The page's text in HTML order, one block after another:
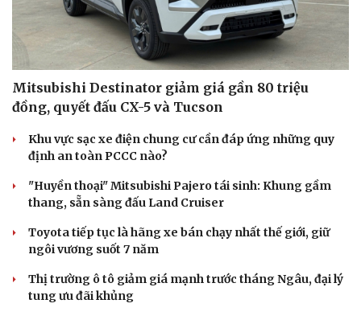
Mitsubishi Destinator giảm giá gần 80 triệu
đồng, quyết đấu CX-5 và Tucson
Khu vực sạc xe điện chung cư cần đáp ứng những quy
định an toàn PCCC nào?
"Huyền thoại" Mitsubishi Pajero tái sinh: Khung gầm
thang, sẵn sàng đấu Land Cruiser
Toyota tiếp tục là hãng xe bán chạy nhất thế giới, giữ
ngôi vương suốt 7 năm
Thị trường ô tô giảm giá mạnh trước tháng Ngâu, đại lý
tung ưu đãi khủng